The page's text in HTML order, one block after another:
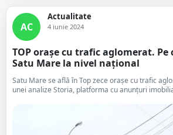
AC
Actualitate
4 iunie 2024
TOP orașe cu trafic aglomerat. Pe
Satu Mare la nivel național
Satu Mare se află în Top zece orașe cu trafic
unei analize Storia, platforma cu anunțuri